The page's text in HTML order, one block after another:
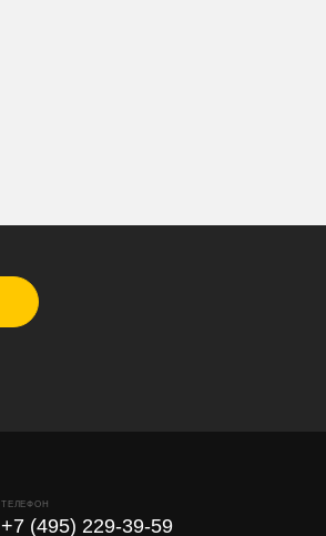
ТЕЛЕФОН
+7 (495) 229-39-59